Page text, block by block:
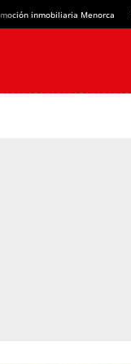
inmobiliaria Menorca